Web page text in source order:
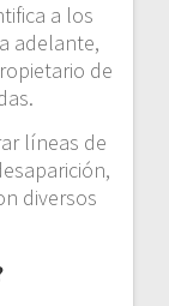
a los
adelante,
de
líneas de
diversos